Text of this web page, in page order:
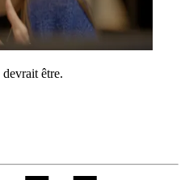
être.